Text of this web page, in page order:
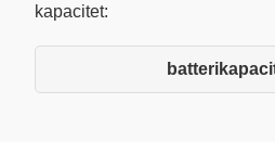
kapacitet: